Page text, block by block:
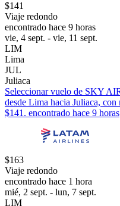
$141
Viaje redondo
encontrado hace 9 horas
vie, 4 sept. - vie, 11 sept.
LIM
Lima
JUL
Juliaca
Seleccionar vuelo de SKY
desde Lima hacia Juliaca,
$141. encontrado hace 9 horas
$163
Viaje redondo
encontrado hace 1 hora
mié, 2 sept. - lun, 7 sept.
LIM